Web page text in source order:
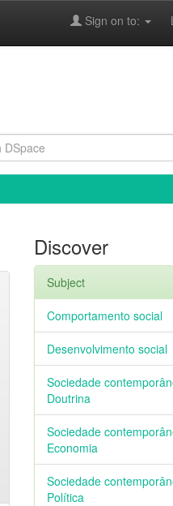
Sign on to:
Discover
Subject
Comportamento social
Desenvolvimento social
Sociedade
Doutrina
Sociedade
Economia
Sociedade
Política